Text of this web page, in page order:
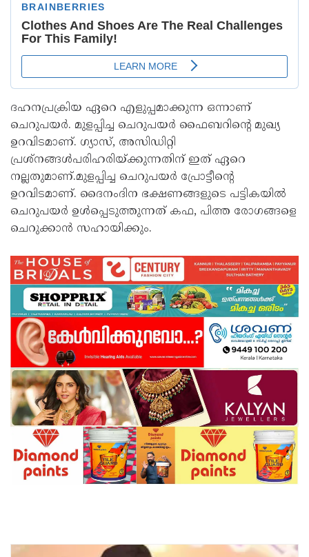
ദഹനപ്രക്രിയ ഏറെ എളുപ്പമാക്കുന്ന ഒന്നാണ്
ചെറുപയര്‍. മുളപ്പിച്ച ചെറുപയര്‍ ഫൈബറിന്റെ മുഖ്യ
ഉറവിടമാണ്. ഗ്യാസ്, അസിഡിറ്റി
പ്രശ്നങ്ങള്‍പരിഹരിയ്ക്കുന്നതിന് ഇത് ഏറെ
നല്ലതുമാണ്.മുളപ്പിച്ച ചെറുപയര്‍ പ്രോട്ടീന്റെ
ഉറവിടമാണ്. ദൈനംദിന ഭക്ഷണങ്ങളുടെ പട്ടികയില്‍
ചെറുപയര്‍ ഉള്‍പ്പെടുത്തുന്നത് കഫ, പിത്ത രോഗങ്ങളെ
ചെറുക്കാന്‍ സഹായിക്കും.